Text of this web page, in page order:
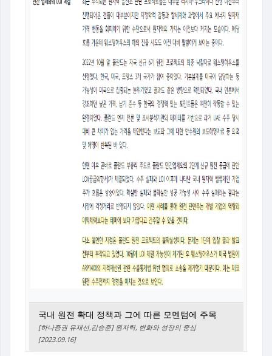
국내 원전 확대 정책과 그에 따른 모멘텀에 주목
[하나증권 유재선,김승준] 원자력, 변화와 성장의 중심
[2023.09.16]